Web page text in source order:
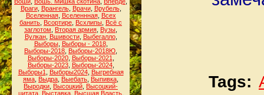
Враги, Врангель, Врачи, Врубель,
Вселенная, Вселеннная, Всех
банить Всортире Всхлипы Всё с
заглотом
Вторая армия Вузы
Вулкан, Вшивости, Выбегалло,
Выборы, Выборы - 2018,
Выборы-2018 Выборы-2018Ю
Выборы-2020, Выборы-2021
Выборы-2023, Выборы-2024,
Выборы1
Выборы2024, Выгребная
яма Выдра Выебать Выпивка
Выродки Высоцкий Высоцкий-
цитата, Выставка, Высшая Власть,
Tags: